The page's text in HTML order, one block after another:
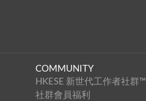
COMMUNITY
HKESE 新世代工作者社群™
社群會員福利